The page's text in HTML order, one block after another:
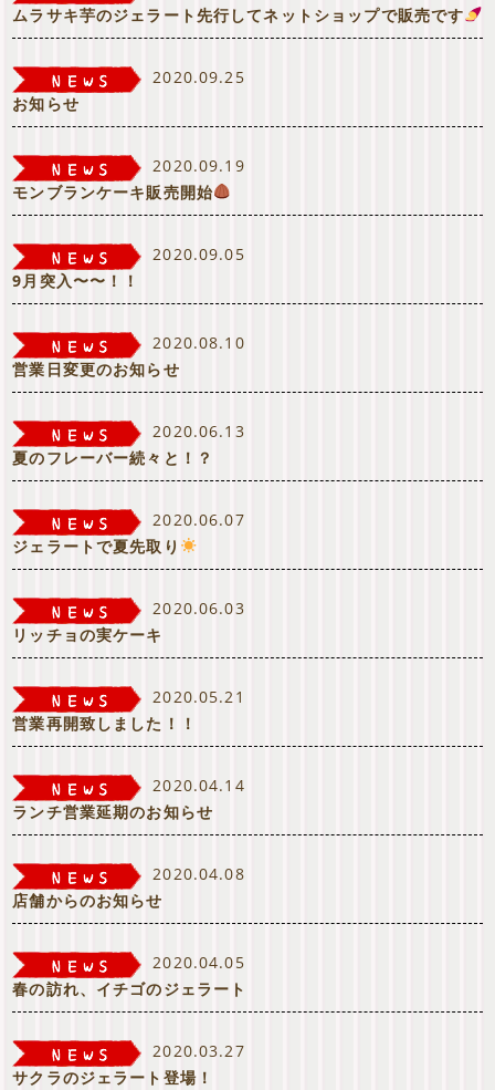
ムラサキ芋のジェラート先行してネットショップで販売です
2020.09.25
お知らせ
2020.09.19
モンブランケーキ販売開始
2020.09.05
9月突入〜〜！！
2020.08.10
営業日変更のお知らせ
2020.06.13
夏のフレーバー続々と！？
2020.06.07
ジェラートで夏先取り
2020.06.03
リッチョの実ケーキ
2020.05.21
営業再開致しました！！
2020.04.14
ランチ営業延期のお知らせ
2020.04.08
店舗からのお知らせ
2020.04.05
春の訪れ、イチゴのジェラート
2020.03.27
サクラのジェラート登場！